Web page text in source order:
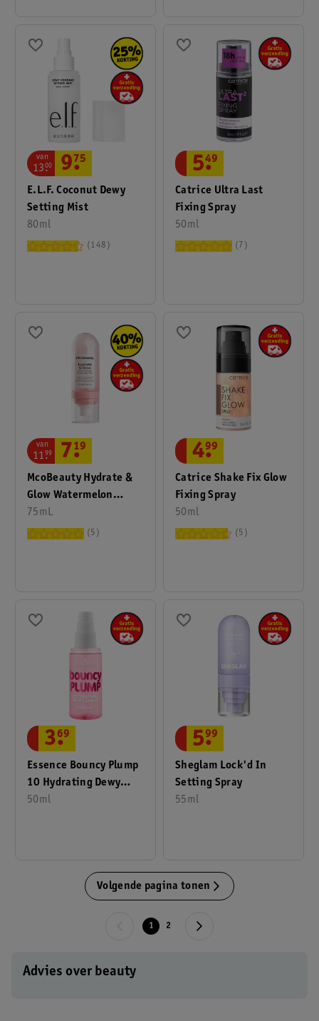
E.l.f. Coconut Dewy
Setting Mist
80ml
van
13.
00 9.
75
148
Catrice Ultra Last
Fixing Spray
50ml
5.
49
7
McoBeauty Hydrate &
Glow Watermelon
Ultra-Fine Mist
75mL
van
11.
99 7.
19
5
Catrice Shake Fix Glow
Fixing Spray
50ml
4.
99
5
Essence Bouncy Plump
10 Hydrating Dewy
Spray
50ml
3.
69
Sheglam Lock'd In
Setting Spray
55ml
5.
99
Volgende pagina tonen
1 2
Advies over beauty